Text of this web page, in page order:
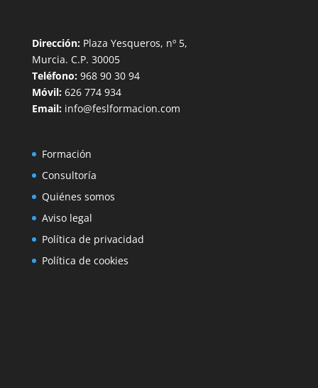
Dirección: Plaza Yesqueros, nº 5,
Murcia. C.P. 30005
Teléfono: 968 90 30 94
Móvil: 626 774 934
Email: info@feslformacion.com
Formación
Consultoría
Quiénes somos
Aviso legal
Política de privacidad
Política de cookies